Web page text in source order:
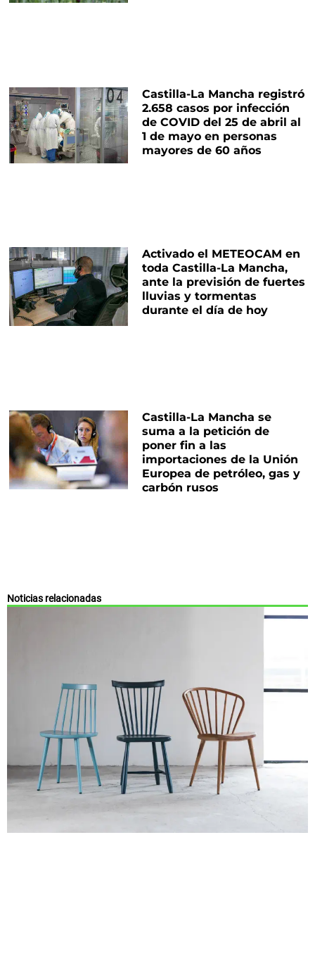
Castilla-La Mancha registró
2.658 casos por infección
de COVID del 25 de abril al
1 de mayo en personas
mayores de 60 años
Activado el METEOCAM en
toda Castilla-La Mancha,
ante la previsión de fuertes
lluvias y tormentas
durante el día de hoy
Castilla-La Mancha se
suma a la petición de
poner fin a las
importaciones de la Unión
Europea de petróleo, gas y
carbón rusos
Noticias relacionadas